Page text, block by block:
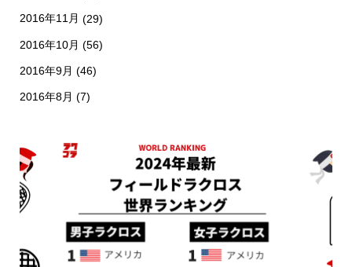
2016年11月 (29)
2016年10月 (56)
2016年9月 (46)
2016年8月 (7)